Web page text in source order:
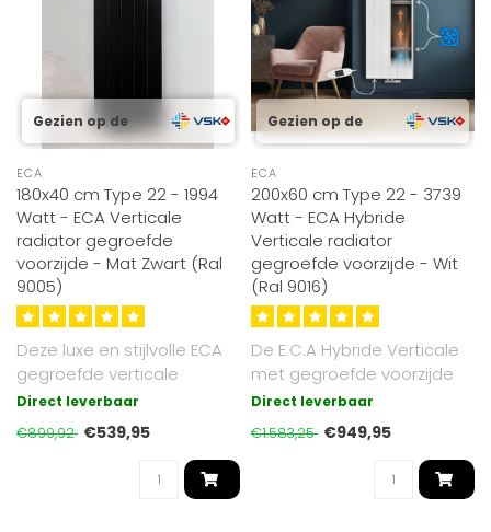
Gezien op de
ECA
180x40 cm Type 22 - 1994
Watt - ECA Verticale
radiator gegroefde
voorzijde - Mat Zwart (Ral
9005)
Deze luxe en stijlvolle ECA
gegroefde verticale
radiator heeft de afmeting
Direct leverbaar
€899,92 €539,95
Gezien op de
ECA
200x60 cm Type 22 - 3739
Watt - ECA Hybride
Verticale radiator
gegroefde voorzijde - Wit
(Ral 9016)
De E.C.A Hybride Verticale
met gegroefde voorzijde
radiator combineert
Direct leverbaar
€1.583,25 €949,95